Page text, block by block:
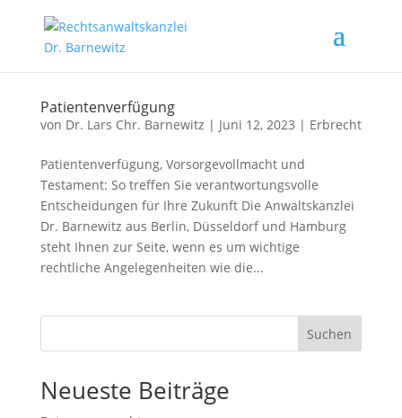
Patientenverfügung
von Dr. Lars Chr. Barnewitz | Juni 12, 2023 | Erbrecht
Patientenverfügung, Vorsorgevollmacht und
Testament: So treffen Sie verantwortungsvolle
Entscheidungen für Ihre Zukunft Die Anwaltskanzlei
Dr. Barnewitz aus Berlin, Düsseldorf und Hamburg
steht Ihnen zur Seite, wenn es um wichtige
rechtliche Angelegenheiten wie die...
Suchen
Neueste Beiträge